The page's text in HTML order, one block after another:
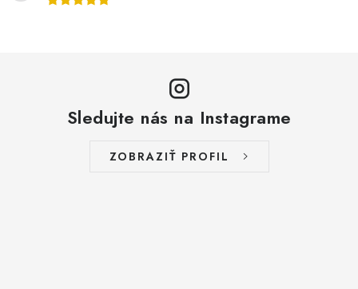
Sledujte nás na Instagrame
ZOBRAZIŤ PROFIL